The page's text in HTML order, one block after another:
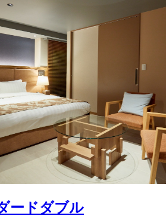
ードダブル